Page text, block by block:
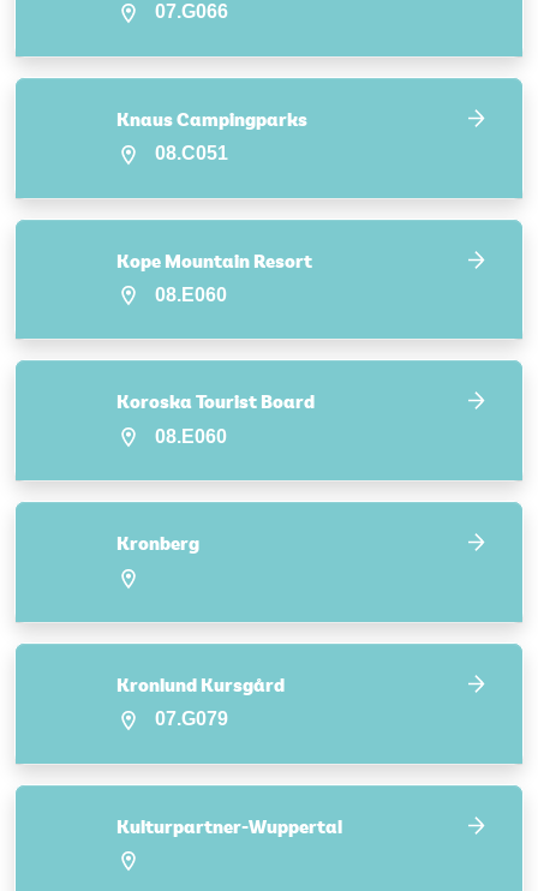
07.G066
Knaus Campingparks
08.C051
Kope Mountain Resort
08.E060
Koroska Tourist Board
08.E060
Kronberg
Kronlund Kursgård
07.G079
Kulturpartner-Wuppertal